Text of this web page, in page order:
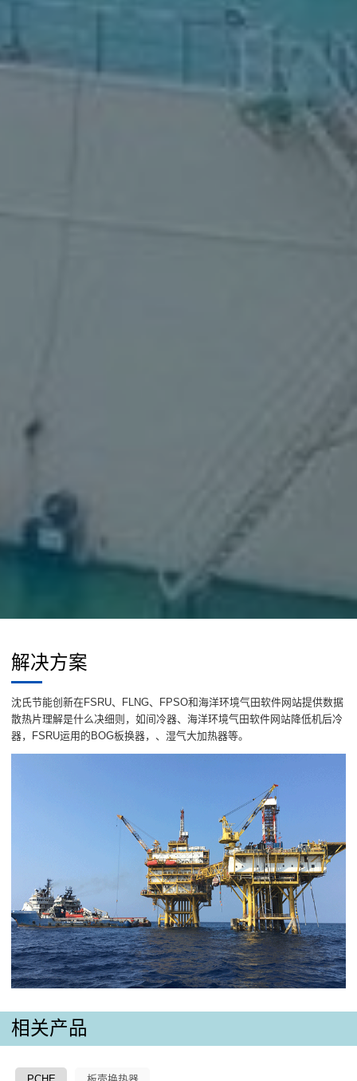
解决方案
沈氏节能创新在FSRU、FLNG、FPSO和海洋环境气田软件网站提供数据
散热片理解是什么决细则，如间冷器、海洋环境气田软件网站降低机后冷
器，FSRU运用的BOG板换器，、湿气大加热器等。
相关产品